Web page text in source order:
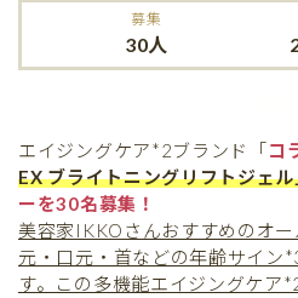
募集
30人
エイジングケア*2ブランド「コ
EX ブライトニングリフトジェ
ーを30名募集！
美容家IKKOさんおすすめのオ
元・口元・首などの年齢サイン
す。この多機能エイジングケア